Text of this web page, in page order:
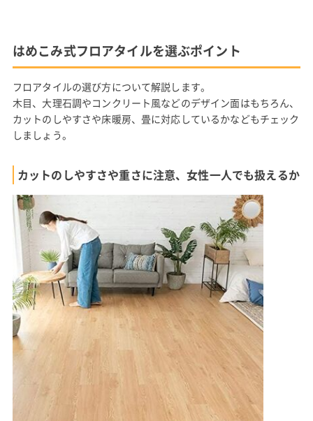
はめこみ式フロアタイルを選ぶポイント
フロアタイルの選び方について解説します。
木目、大理石調やコンクリート風などのデザイン面はもちろん、
カットのしやすさや床暖房、畳に対応しているかなどもチェック
しましょう。
カットのしやすさや重さに注意、女性一人でも扱えるか